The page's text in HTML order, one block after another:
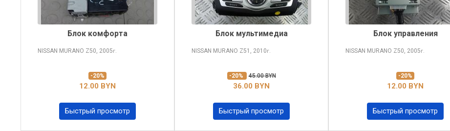
Блок комфорта
NISSAN MURANO Z50, 2005г.
-20%
12.00 BYN
Быстрый просмотр
Блок мультимедиа
NISSAN MURANO Z51, 2010г.
-20% 45.00 BYN
36.00 BYN
Быстрый просмотр
Блок управления
NISSAN MURANO Z50, 2005г.
-20%
12.00 BYN
Быстрый просмотр